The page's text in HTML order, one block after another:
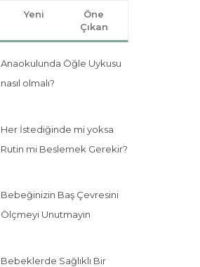
Yeni
Öne
Çıkan
Anaokulunda Öğle Uykusu
nasıl olmalı?
Her İstediğinde mi yoksa
Rutin mi Beslemek Gerekir?
Bebeğinizin Baş Çevresini
Ölçmeyi Unutmayın
Bebeklerde Sağlıklı Bir